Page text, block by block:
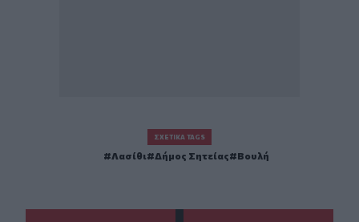
ΣΧΕΤΙΚΆ TAGS
Λασίθι Δήμος Σητείας Βουλή